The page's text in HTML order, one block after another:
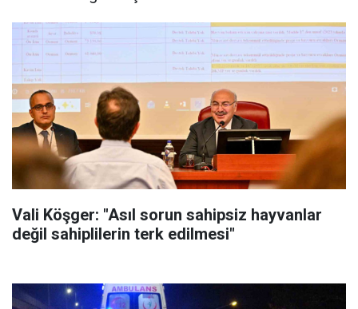
Vali Köşger: "Asıl sorun sahipsiz hayvanlar
değil sahiplilerin terk edilmesi"